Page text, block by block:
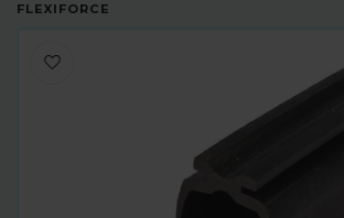
FLEXIFORCE